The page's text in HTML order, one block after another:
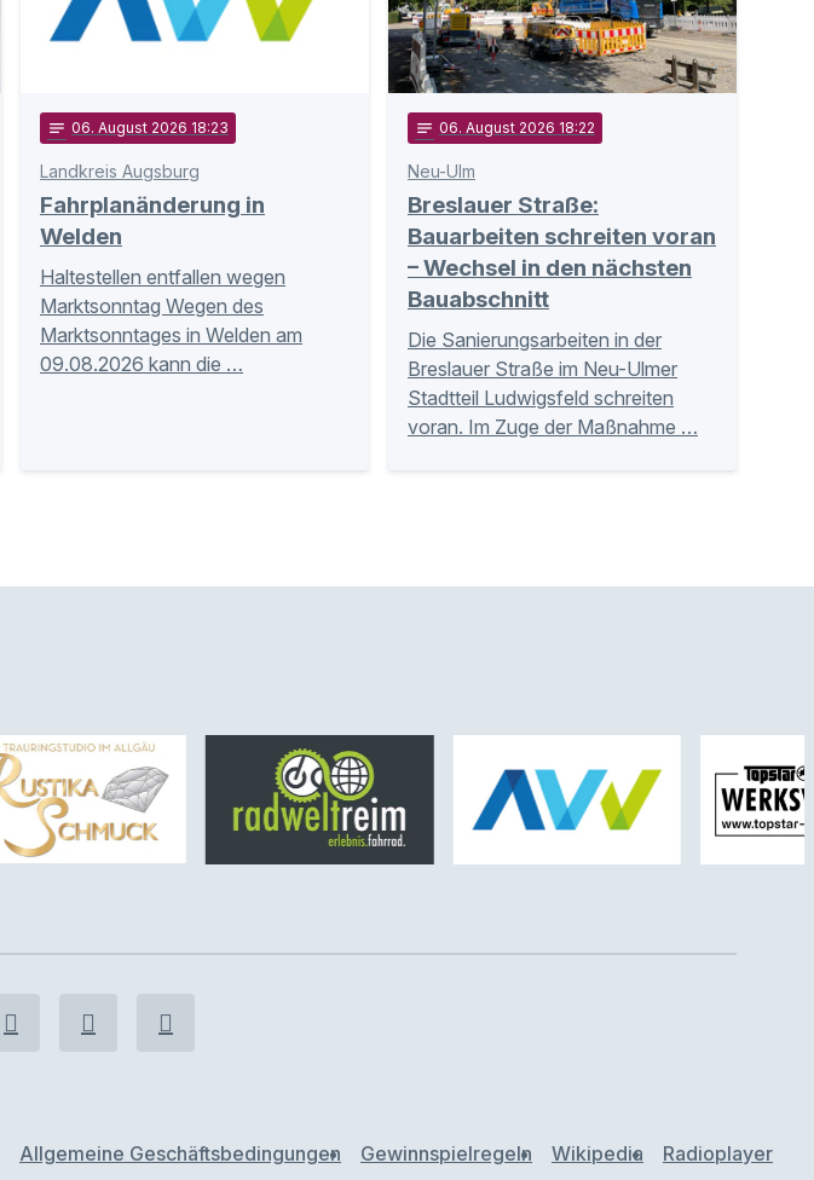
notes 06. August 2026 18:23
Landkreis Augsburg
Fahrplanänderung in
Welden
Haltestellen entfallen wegen
Marktsonntag Wegen des
Marktsonntages in Welden am
09.08.2026 kann die …
notes 06. August 2026 18:22
Neu-Ulm
Breslauer Straße:
Bauarbeiten schreiten voran
– Wechsel in den nächsten
Bauabschnitt
Die Sanierungsarbeiten in der
Breslauer Straße im Neu-Ulmer
Stadtteil Ludwigsfeld schreiten
voran. Im Zuge der Maßnahme …
Allgemeine Geschäftsbedingungen Gewinnspielregeln Wikipedia Radioplayer